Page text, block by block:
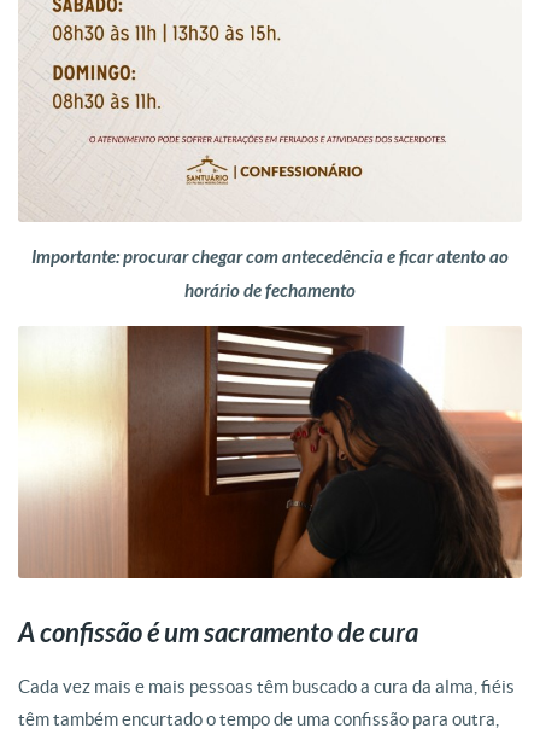
Importante: procurar chegar com antecedência e ficar atento ao
horário de fechamento
A confissão é um sacramento de cura
Cada vez mais e mais pessoas têm buscado a cura da alma, fiéis
têm também encurtado o tempo de uma confissão para outra,